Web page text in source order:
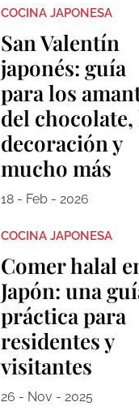
COCINA JAPONESA
San Valentín
japonés: guía
para los
del chocolate,
decoración y
mucho más
18 - Feb - 2026
COCINA JAPONESA
Comer halal
Japón: una
práctica para
residentes y
visitantes
26 - Nov - 2025